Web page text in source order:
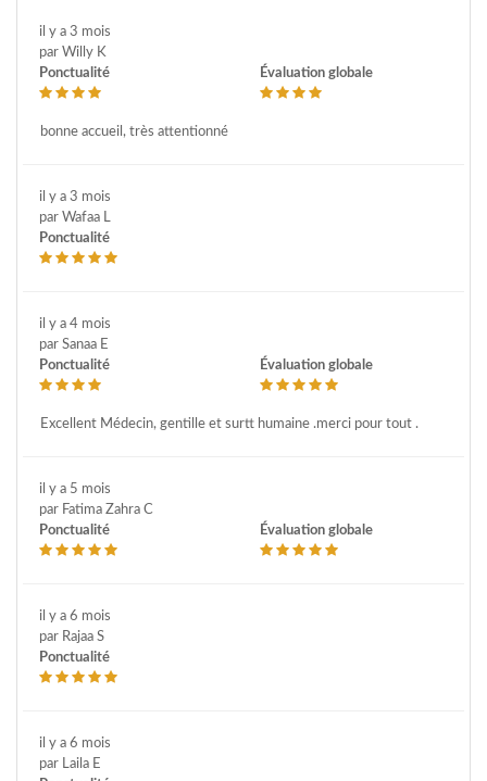
il y a 3 mois
par Willy K
Ponctualité
Évaluation globale
bonne accueil, très attentionné
il y a 3 mois
par Wafaa L
Ponctualité
il y a 4 mois
par Sanaa E
Ponctualité
Évaluation globale
Excellent Médecin, gentille et surtt humaine .merci pour tout .
il y a 5 mois
par Fatima Zahra C
Ponctualité
Évaluation globale
il y a 6 mois
par Rajaa S
Ponctualité
il y a 6 mois
par Laila E